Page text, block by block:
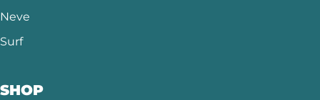
Neve
Surf
SHOP